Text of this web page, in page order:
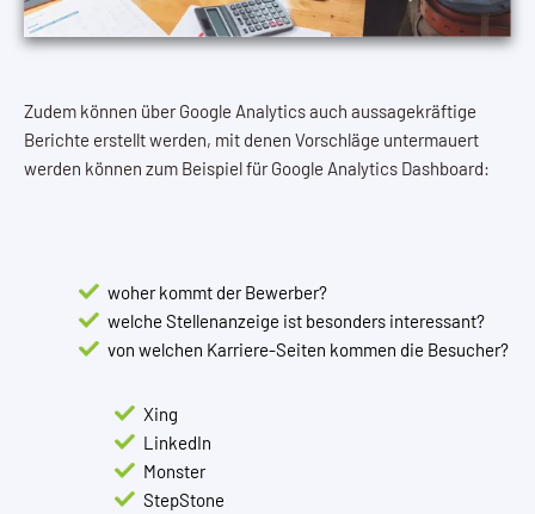
Zudem können über Google Analytics auch aussagekräftige
Berichte erstellt werden, mit denen Vorschläge untermauert
werden können zum Beispiel für Google Analytics Dashboard:
woher kommt der Bewerber?
welche Stellenanzeige ist besonders interessant?
von welchen Karriere-Seiten kommen die Besucher?
Xing
LinkedIn
Monster
StepStone